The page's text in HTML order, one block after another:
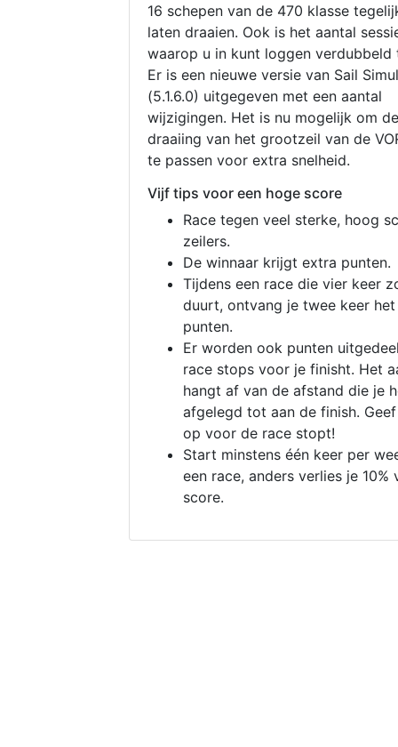
16 schepen van de 470 klasse
laten draaien. Ook is het aantal
waarop u in kunt loggen verdubbeld
Er is een nieuwe versie van Sail
(5.1.6.0) uitgegeven met een aantal
wijzigingen. Het is nu mogelijk om de
draaiing van het grootzeil van de
te passen voor extra snelheid.
Vijf tips voor een hoge score
Race tegen veel sterke, hoog
zeilers.
De winnaar krijgt extra punten.
Tijdens een race die vier keer
duurt, ontvang je twee keer
punten.
Er worden ook punten
race stops voor je finisht. Het
hangt af van de afstand die je
afgelegd tot aan de finish.
op voor de race stopt!
Start minstens één keer per
een race, anders verlies je 10%
score.